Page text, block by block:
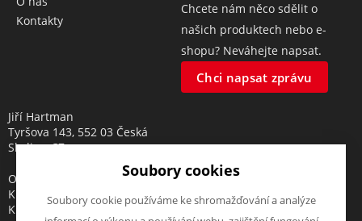
Kontakty
Chcete nám něco sdělit o
našich produktech nebo e-
shopu? Neváhejte napsat.
Chci napsat zprávu
Jiří Hartman
Tyršova 143, 552 03 Česká
Skalice, CZ
Obchodní rejstřík vedený u
Krajského soudu v Hradci
Králové, oddíl A, vložka 18553
Soubory cookies
Soubory cookie používáme ke shromažďování a analýze